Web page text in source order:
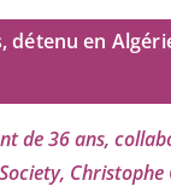
détenu en
de36ans,
Christophe